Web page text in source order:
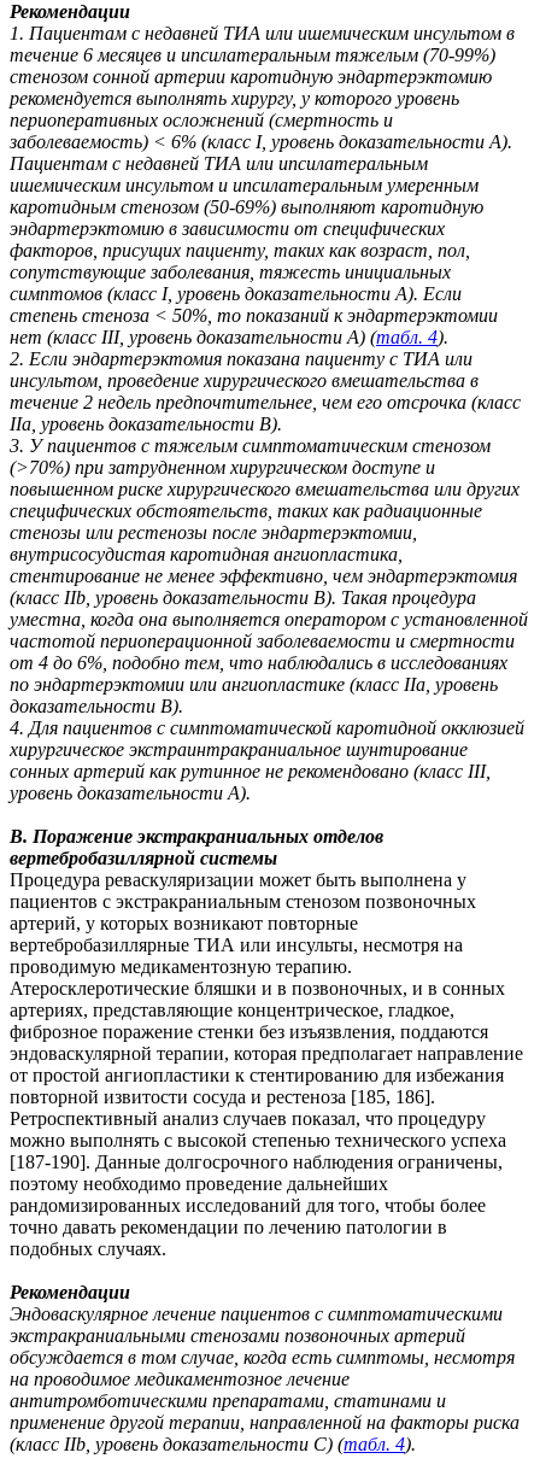
Рекомендации
1. Пациентам с недавней ТИА или ишемическим инсультом в
течение 6 месяцев и ипсилатеральным тяжелым (70-99%)
стенозом сонной артерии каротидную эндартерэктомию
рекомендуется выполнять хирургу, у которого уровень
периоперативных осложнений (смертность и
заболеваемость) < 6% (класс I, уровень доказательности A).
Пациентам с недавней ТИА или ипсилатеральным
ишемическим инсультом и ипсилатеральным умеренным
каротидным стенозом (50-69%) выполняют каротидную
эндартерэктомию в зависимости от специфических
факторов, присущих пациенту, таких как возраст, пол,
сопутствующие заболевания, тяжесть инициальных
симптомов (класс I, уровень доказательности A). Если
степень стеноза < 50%, то показаний к эндартерэктомии
нет (класс III, уровень доказательности A) (табл. 4).
2. Если эндартерэктомия показана пациенту с ТИА или
инсультом, проведение хирургического вмешательства в
течение 2 недель предпочтительнее, чем его отсрочка (класс
IIa, уровень доказательности B).
3. У пациентов с тяжелым симптоматическим стенозом
(>70%) при затрудненном хирургическом доступе и
повышенном риске хирургического вмешательства или других
специфических обстоятельств, таких как радиационные
стенозы или рестенозы после эндартерэктомии,
внутрисосудистая каротидная ангиопластика,
стентирование не менее эффективно, чем эндартерэктомия
(класс IIb, уровень доказательности B). Такая процедура
уместна, когда она выполняется оператором с установленной
частотой периоперационной заболеваемости и смертности
от 4 до 6%, подобно тем, что наблюдались в исследованиях
по эндартерэктомии или ангиопластике (класс IIa, уровень
доказательности B).
4. Для пациентов с симптоматической каротидной окклюзией
хирургическое экстраинтракраниальное шунтирование
сонных артерий как рутинное не рекомендовано (класс III,
уровень доказательности A).
B. Поражение экстракраниальных отделов
вертебробазиллярной системы
Процедура реваскуляризации может быть выполнена у
пациентов с экстракраниальным стенозом позвоночных
артерий, у которых возникают повторные
вертебробазиллярные ТИА или инсульты, несмотря на
проводимую медикаментозную терапию.
Атеросклеротические бляшки и в позвоночных, и в сонных
артериях, представляющие концентрическое, гладкое,
фиброзное поражение стенки без изъязвления, поддаются
эндоваскулярной терапии, которая предполагает направление
от простой ангиопластики к стентированию для избежания
повторной извитости сосуда и рестеноза [185, 186].
Ретроспективный анализ случаев показал, что процедуру
можно выполнять с высокой степенью технического успеха
[187-190]. Данные долгосрочного наблюдения ограничены,
поэтому необходимо проведение дальнейших
рандомизированных исследований для того, чтобы более
точно давать рекомендации по лечению патологии в
подобных случаях.
Рекомендации
Эндоваскулярное лечение пациентов с симптоматическими
экстракраниальными стенозами позвоночных артерий
обсуждается в том случае, когда есть симптомы, несмотря
на проводимое медикаментозное лечение
антитромботическими препаратами, статинами и
применение другой терапии, направленной на факторы риска
(класс IIb, уровень доказательности C) (табл. 4).